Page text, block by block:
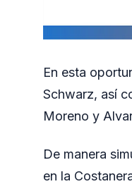
En esta
Schwarz, así
Moreno y
De manera
en la